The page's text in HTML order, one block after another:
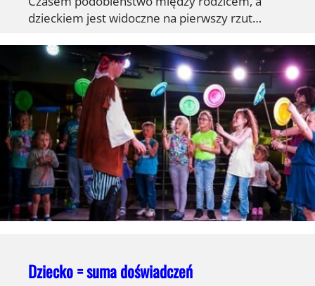
dzieckiem jest widoczne na pierwszy rzut…
Dziecko = suma doświadczeń